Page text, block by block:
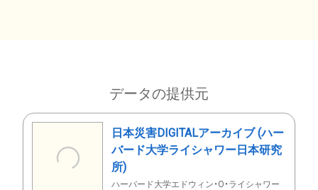
データの提供元
日本災害DIGITALアーカイブ (ハー
バード大学ライシャワー日本研究
所)
ハーバード大学エドウィン・O・ライシャワー